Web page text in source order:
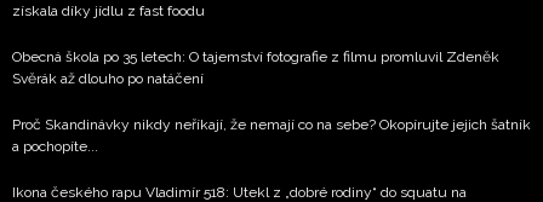
získala díky jídlu z fast foodu
Obecná škola po 35 letech: O tajemství fotografie z filmu promluvil Zdeněk
Svěrák až dlouho po natáčení
Proč Skandinávky nikdy neříkají, že nemají co na sebe? Okopírujte jejich šatník
a pochopíte...
Ikona českého rapu Vladimír 518: Utekl z „dobré rodiny“ do squatu na